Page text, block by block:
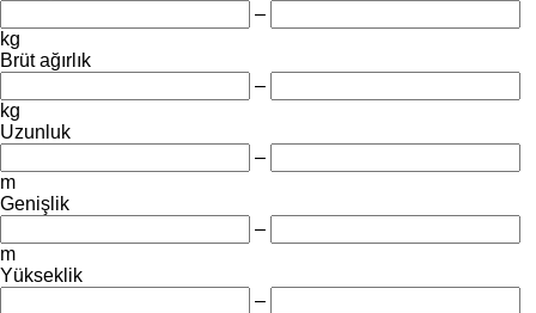
–
kg
Brüt ağırlık
–
kg
Uzunluk
–
m
Genişlik
–
m
Yükseklik
–